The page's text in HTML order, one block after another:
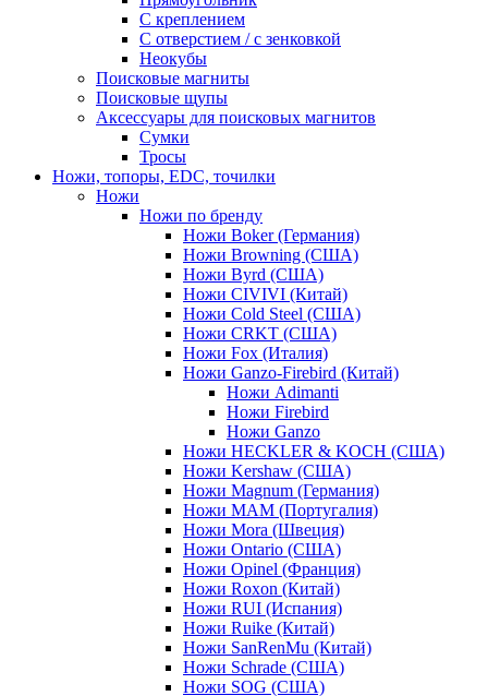
С креплением
С отверстием / с зенковкой
Неокубы
Поисковые магниты
Поисковые щупы
Аксессуары для поисковых магнитов
Сумки
Тросы
Ножи, топоры, EDC, точилки
Ножи
Ножи по бренду
Ножи Boker (Германия)
Ножи Browning (США)
Ножи Byrd (США)
Ножи CIVIVI (Китай)
Ножи Cold Steel (США)
Ножи CRKT (США)
Ножи Fox (Италия)
Ножи Ganzo-Firebird (Китай)
Ножи Adimanti
Ножи Firebird
Ножи Ganzo
Ножи HECKLER & KOCH (США)
Ножи Kershaw (США)
Ножи Magnum (Германия)
Ножи MAM (Португалия)
Ножи Mora (Швеция)
Ножи Ontario (США)
Ножи Opinel (Франция)
Ножи Roxon (Китай)
Ножи RUI (Испания)
Ножи Ruike (Китай)
Ножи SanRenMu (Китай)
Ножи Schrade (США)
Ножи SOG (США)